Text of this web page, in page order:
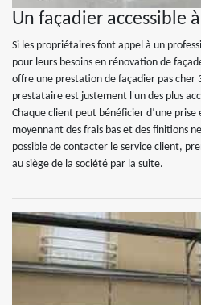
Un façadier accessible
Si les propriétaires font appel à un
pour leurs besoins en rénovation de
offre une prestation de façadier pas cher
prestataire est justement l'un des plus
Chaque client peut bénéficier d’une
moyennant des frais bas et des finitions
possible de contacter le service client,
au siège de la société par la suite.